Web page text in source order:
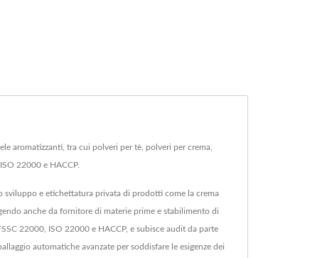
aromatizzanti, tra cui polveri per tè, polveri per crema,
22000 e HACCP.
sviluppo e etichettatura privata di prodotti come la crema
anche da fornitore di materie prime e stabilimento di
22000, ISO 22000 e HACCP, e subisce audit da parte
automatiche avanzate per soddisfare le esigenze dei